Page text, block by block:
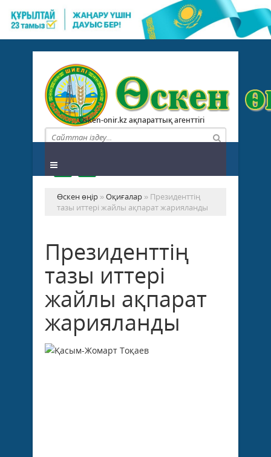
Osken-onir.kz ақпараттық агенттігі
Өскен өңір »Оқиғалар » Президенттің
тазы иттері жайлы ақпарат жарияланды
Президенттің
тазы иттері
жайлы ақпарат
жарияланды